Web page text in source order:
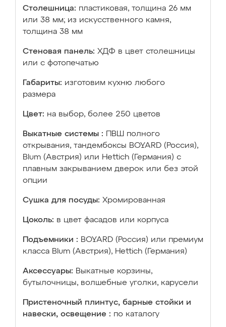
Столешница: пластиковая, толщина 26 мм
или 38 мм; из искусственного камня,
толщина 38 мм
Стеновая панель: ХДФ в цвет столешницы
или с фотопечатью
Габариты: изготовим кухню любого
размера
Цвет: на выбор, более 250 цветов
Выкатные системы :
ПВШ полного
открывания, тандембоксы BOYARD (Россия),
Blum (Австрия) или Hettich (Германия) с
плавным закрыванием дверок или без этой
опции
Сушка для посуды: Хромированная
Цоколь: в цвет фасадов или корпуса
Подъемники : BOYARD (Россия) или премиум
класса Blum (Австрия), Hettich (Германия)
Аксессуары: Выкатные корзины,
бутылочницы, волшебные уголки, карусели
Пристеночный плинтус, барные стойки и
навески, освещение : по каталогу